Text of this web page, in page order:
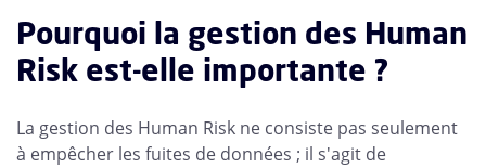
Pourquoi la gestion des Human
Risk est-elle importante ?
La gestion des Human Risk ne consiste pas seulement
à empêcher les fuites de données ; il s'agit de